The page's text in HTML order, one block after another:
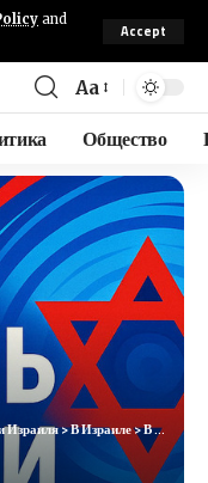
and
Accept
Aa
Общество
Израиля>В Израиле>В Верхней Галилее обнаружен шакал, зараженный бешенством